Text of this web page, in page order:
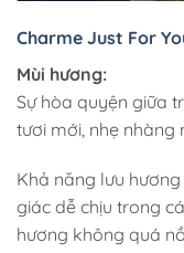
Charme Just For
Mùi hương:
Sự hòa quyện giữa
tươi mới, nhẹ
Khả năng lưu
giác dễ chịu trong
hương không quá